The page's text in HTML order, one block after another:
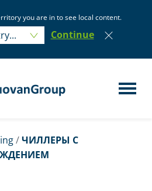
you are in to see local content.
Continue
/ЧИЛЛЕРЫ С